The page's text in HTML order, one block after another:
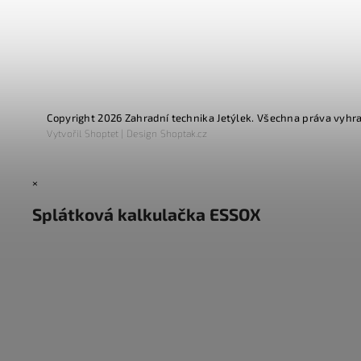
Copyright 2026 Zahradní technika Jetýlek. Všechna práva
VytvořilShoptet | DesignShoptak.cz
×
Splátková kalkulačka ESSOX